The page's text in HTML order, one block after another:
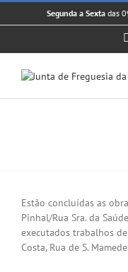
Skip
Segunda a Sextadas
Estão concluídas as
Pinhal/Rua Sra. da
executados trabalhos
Costa, Rua de S.